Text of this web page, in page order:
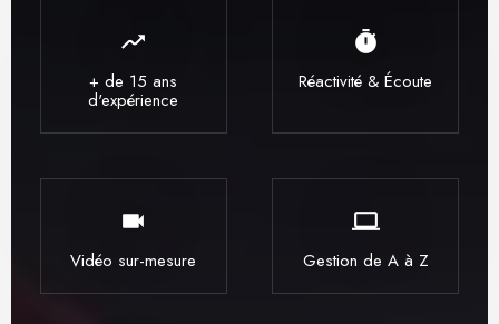
moving
+ de 15 ans
d'expérience
timer
Réactivité & Écoute
videocam
Vidéo sur-mesure
computer
Gestion de A à Z